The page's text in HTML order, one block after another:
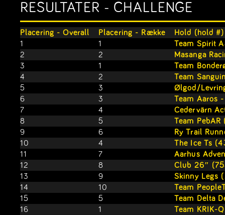
RESULTATER - CHALLENGE
Placering - Overall Placering - Række
Hold (hold #)
1
1
Team Spirit
2
2
Masanga
3
1
Team
4
2
Team
5
3
Ølgod/
6
3
Team Aaros
7
4
Cedervärn
8
5
Team
9
6
Ry Trail
10
4
The Ice Ts
11
7
Aarhus
12
8
Club 26″
13
9
Skinny Legs
14
10
Team
15
5
Team Delta
16
1
Team KRIK-